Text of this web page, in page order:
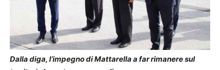
Dalla diga, l’impegno di Mattarella a far rimanere sul